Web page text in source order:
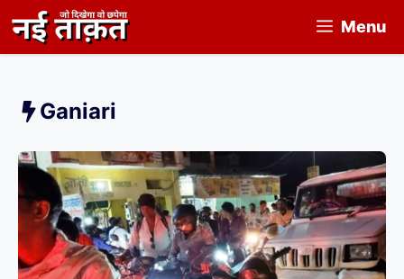
to
content
Menu
Ganiari